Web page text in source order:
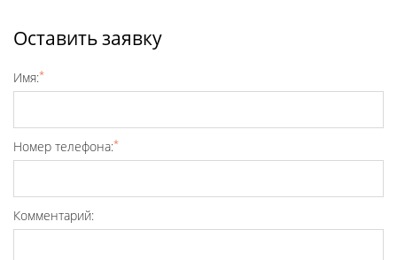
Оставить заявку
Имя:*
Номер телефона:*
Комментарий: